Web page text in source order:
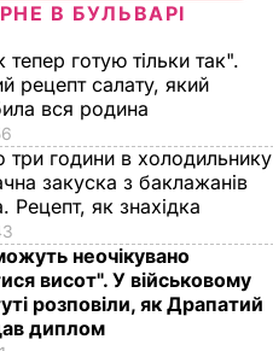
В БУЛЬВАРІ
тепер готую тільки так".
рецепт салату, який
вся родина
три години в холодильнику
закуска з баклажанів
Рецепт, як знахідка
неочікувано
висот". У військовому
розповіли, як Драпатий
диплом